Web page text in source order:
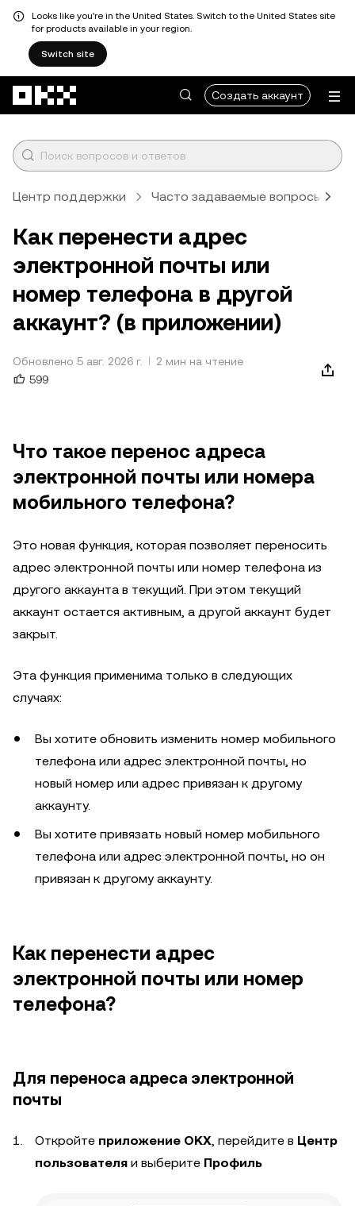
Looks like you're in the United States. Switch to the United States site
for products available in your region.
Switch site
Создать аккаунт
Центр поддержки Часто задаваемые вопросы
Как перенести адрес
электронной почты или
номер телефона в другой
аккаунт? (в приложении)
Обновлено 5 авг. 2026 г.
2 мин на чтение
599
Что такое перенос адреса
электронной почты или номера
мобильного телефона?
Это новая функция, которая позволяет переносить
адрес электронной почты или номер телефона из
другого аккаунта в текущий. При этом текущий
аккаунт остается активным, а другой аккаунт будет
закрыт.
Эта функция применима только в следующих
случаях:
Вы хотите обновить изменить номер мобильного
телефона или адрес электронной почты, но
новый номер или адрес привязан к другому
аккаунту.
Вы хотите привязать новый номер мобильного
телефона или адрес электронной почты, но он
привязан к другому аккаунту.
Как перенести адрес
электронной почты или номер
телефона?
Для переноса адреса электронной
почты
Откройте приложение OKX, перейдите в Центр
пользователя и выберите Профиль